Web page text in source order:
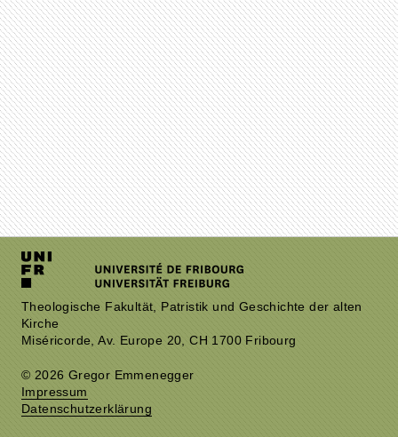
Theologische Fakultät, Patristik und Geschichte der alten
Kirche
Miséricorde, Av. Europe 20, CH 1700 Fribourg
© 2026 Gregor Emmenegger
Impressum
Datenschutzerklärung